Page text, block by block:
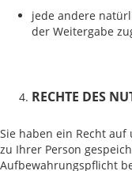
jede andere
der Weitergabe
RECHTE DES
Sie haben ein Recht
zu Ihrer Person
Aufbewahrungspflicht